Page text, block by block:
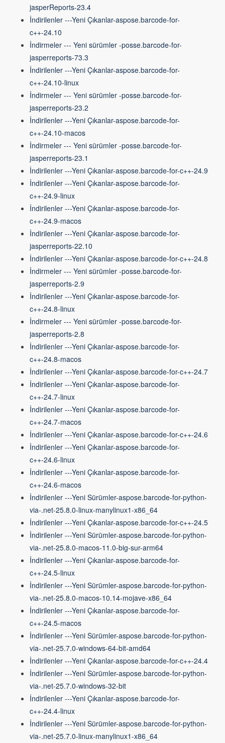
jasperReports-23.4
İndirilenler ---Yeni Çıkanlar-aspose.barcode-for-
c++-24.10
İndirmeler --- Yeni sürümler -posse.barcode-for-
jasperreports-73.3
İndirilenler ---Yeni Çıkanlar-aspose.barcode-for-
c++-24.10-linux
İndirmeler --- Yeni sürümler -posse.barcode-for-
jasperreports-23.2
İndirilenler ---Yeni Çıkanlar-aspose.barcode-for-
c++-24.10-macos
İndirmeler --- Yeni sürümler -posse.barcode-for-
jasperreports-23.1
İndirilenler ---Yeni Çıkanlar-aspose.barcode-for-c++-24.9
İndirilenler ---Yeni Çıkanlar-aspose.barcode-for-
c++-24.9-linux
İndirilenler ---Yeni Çıkanlar-aspose.barcode-for-
c++-24.9-macos
İndirilenler ---Yeni Çıkanlar-aspose.barcode-for-
jasperreports-22.10
İndirilenler ---Yeni Çıkanlar-aspose.barcode-for-c++-24.8
İndirmeler --- Yeni sürümler -posse.barcode-for-
jasperreports-2.9
İndirilenler ---Yeni Çıkanlar-aspose.barcode-for-
c++-24.8-linux
İndirmeler --- Yeni sürümler -posse.barcode-for-
jasperreports-2.8
İndirilenler ---Yeni Çıkanlar-aspose.barcode-for-
c++-24.8-macos
İndirilenler ---Yeni Çıkanlar-aspose.barcode-for-c++-24.7
İndirilenler ---Yeni Çıkanlar-aspose.barcode-for-
c++-24.7-linux
İndirilenler ---Yeni Çıkanlar-aspose.barcode-for-
c++-24.7-macos
İndirilenler ---Yeni Çıkanlar-aspose.barcode-for-c++-24.6
İndirilenler ---Yeni Çıkanlar-aspose.barcode-for-
c++-24.6-linux
İndirilenler ---Yeni Çıkanlar-aspose.barcode-for-
c++-24.6-macos
İndirilenler ---Yeni Sürümler-aspose.barcode-for-python-
via-.net-25.8.0-linux-manylinux1-x86_64
İndirilenler ---Yeni Çıkanlar-aspose.barcode-for-c++-24.5
İndirilenler ---Yeni Sürümler-aspose.barcode-for-python-
via-.net-25.8.0-macos-11.0-big-sur-arm64
İndirilenler ---Yeni Çıkanlar-aspose.barcode-for-
c++-24.5-linux
İndirilenler ---Yeni Sürümler-aspose.barcode-for-python-
via-.net-25.8.0-macos-10.14-mojave-x86_64
İndirilenler ---Yeni Çıkanlar-aspose.barcode-for-
c++-24.5-macos
İndirilenler ---Yeni Sürümler-aspose.barcode-for-python-
via-.net-25.7.0-windows-64-bit-amd64
İndirilenler ---Yeni Çıkanlar-aspose.barcode-for-c++-24.4
İndirilenler ---Yeni Sürümler-aspose.barcode-for-python-
via-.net-25.7.0-windows-32-bit
İndirilenler ---Yeni Çıkanlar-aspose.barcode-for-
c++-24.4-linux
İndirilenler ---Yeni Sürümler-aspose.barcode-for-python-
via-.net-25.7.0-linux-manylinux1-x86_64